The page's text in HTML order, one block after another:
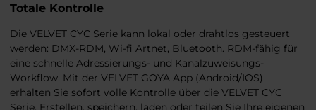
Totale Kontrolle
Die VELVET CYC Serie kann lokal oder drahtlos gesteuert
werden: DMX-RDM, Wi-fi Artnet, Bluetooth. RDM-fähig für
eine schnelle Adressierungs- und Kanalzuweisungs-
Workflow. Mit der VELVET GOYA App (Android/IOS)
erhalten Sie sofort volle Kontrolle über die VELVET CYC
Serie. Erstellen, speichern, laden oder teilen Sie Ihre eigenen